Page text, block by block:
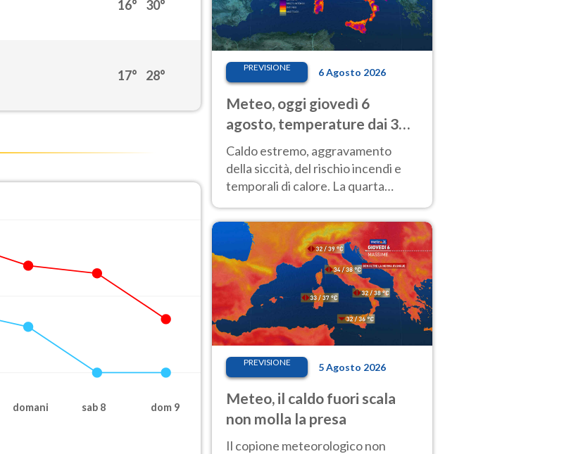
16° 30°
17° 28°
domani sab 8 dom 9
PREVISIONE 6 Agosto 2026
Meteo, oggi giovedì 6
agosto, temperature dai 33
ai 40 gradi
Caldo estremo, aggravamento
della siccità, del rischio incendi e
temporali di calore. La quarta
tregua e durerà fino Ferragosto
PREVISIONE 5 Agosto 2026
Meteo, il caldo fuori scala
non molla la presa
Il copione meteorologico non